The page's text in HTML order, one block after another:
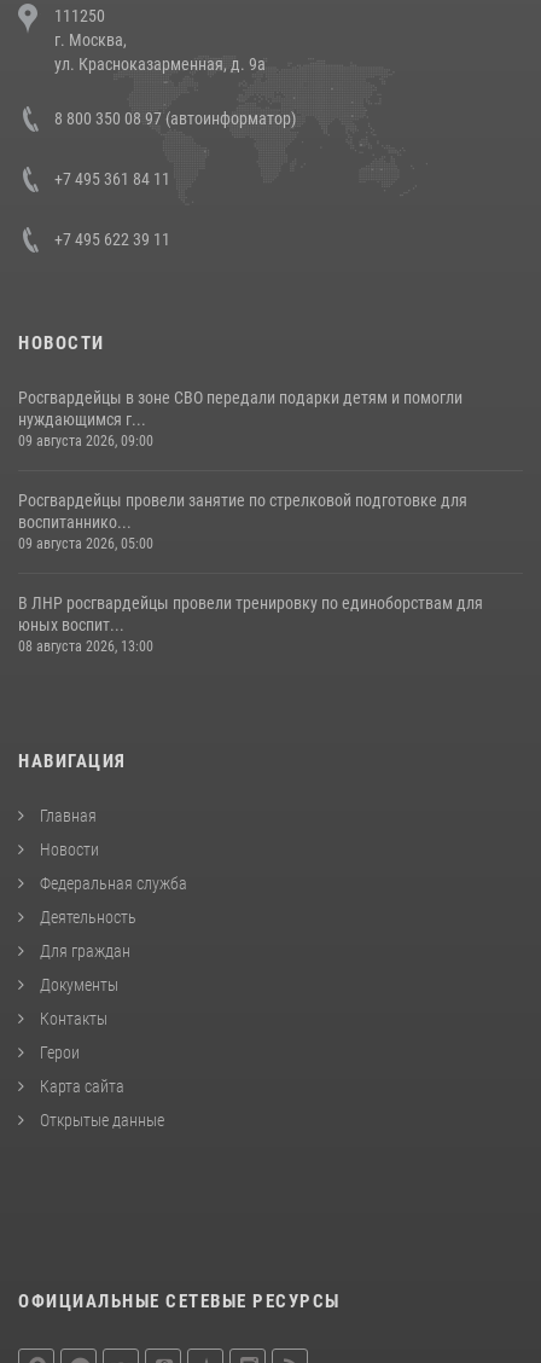
напавших на бригаду скорой помощи (видео)
14 июля 2026, 12:20
Состоялась рабочая встреча директора Росгвардии Героя России
генерала армии Виктора Золотова с заместителем полномочного
представителя Президента Российской Федерации в Северо-
Кавказском федеральном округе Виталием Кузнецовым
111250
г. Москва,
ул. Красноказарменная, д. 9а
8 800 350 08 97 (автоинформатор)
+7 495 361 84 11
+7 495 622 39 11
НОВОСТИ
Росгвардейцы в зоне СВО передали подарки детям и помогли
нуждающимся г...
09 августа 2026, 09:00
Росгвардейцы провели занятие по стрелковой подготовке для
воспитаннико...
09 августа 2026, 05:00
В ЛНР росгвардейцы провели тренировку по единоборствам для
юных воспит...
08 августа 2026, 13:00
НАВИГАЦИЯ
Главная
Новости
Федеральная служба
Деятельность
Для граждан
Документы
Контакты
Герои
Карта сайта
Открытые данные
ОФИЦИАЛЬНЫЕ СЕТЕВЫЕ РЕСУРСЫ